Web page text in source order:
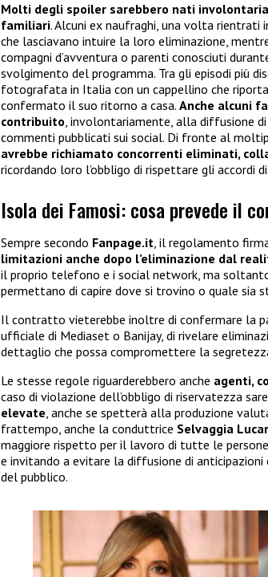
Molti degli spoiler sarebbero nati
familiari. Alcuni ex naufraghi, una volta
che lasciavano intuire la loro eliminazione,
compagni d’avventura o parenti conosciuti
svolgimento del programma. Tra gli episodi più
fotografata in Italia con un cappellino che
confermato il suo ritorno a casa. Anche alcuni
contribuito, involontariamente, alla diffusione
commenti pubblicati sui social. Di fronte al
avrebbe richiamato concorrenti eliminati,
ricordando loro l’obbligo di rispettare gli accordi
Isola dei Famosi: cosa prevede il
Sempre secondo Fanpage.it, il regolamento
limitazioni anche dopo l’eliminazione dal
il proprio telefono e i social network, ma
permettano di capire dove si trovino o quale sia
Il contratto vieterebbe inoltre di confermare la
ufficiale di Mediaset o Banijay, di rivelare
dettaglio che possa compromettere la
Le stesse regole riguarderebbero anche agenti,
caso di violazione dell’obbligo di riservatezza
elevate, anche se spetterà alla produzione
frattempo, anche la conduttrice Selvaggia
maggiore rispetto per il lavoro di tutte le
e invitando a evitare la diffusione di anticipazioni
del pubblico.